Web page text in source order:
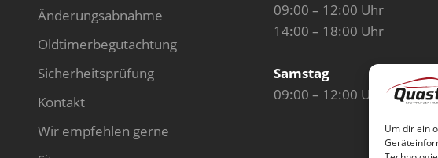
Um dir ein
Änderungsabnahme
Oldtimerbegutachtung
Sicherheitsprüfung
Kontakt
Wir empfehlen gerne
09:00 – 12:00 Uhr
14:00 – 18:00 Uhr
Samstag
09:00 – 12:00 Uhr